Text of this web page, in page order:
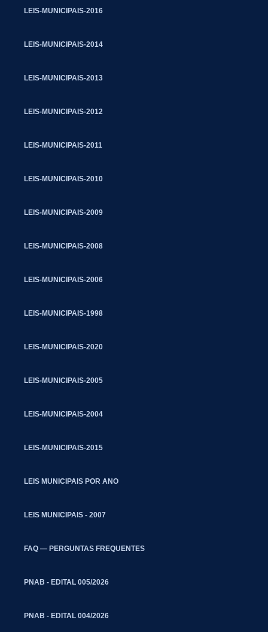
LEIS-MUNICIPAIS-2016
LEIS-MUNICIPAIS-2014
LEIS-MUNICIPAIS-2013
LEIS-MUNICIPAIS-2012
LEIS-MUNICIPAIS-2011
LEIS-MUNICIPAIS-2010
LEIS-MUNICIPAIS-2009
LEIS-MUNICIPAIS-2008
LEIS-MUNICIPAIS-2006
LEIS-MUNICIPAIS-1998
LEIS-MUNICIPAIS-2020
LEIS-MUNICIPAIS-2005
LEIS-MUNICIPAIS-2004
LEIS-MUNICIPAIS-2015
LEIS MUNICIPAIS POR ANO
LEIS MUNICIPAIS - 2007
FAQ — PERGUNTAS FREQUENTES
PNAB - EDITAL 005/2026
PNAB - EDITAL 004/2026